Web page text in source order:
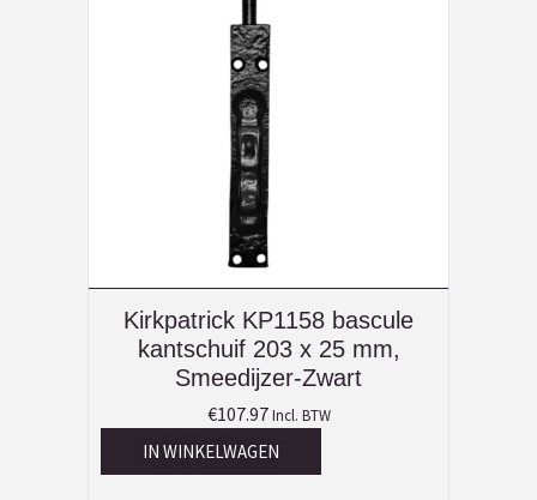
Kirkpatrick KP1158 bascule
kantschuif 203 x 25 mm,
Smeedijzer-Zwart
€107.97 Incl. BTW
IN WINKELWAGEN